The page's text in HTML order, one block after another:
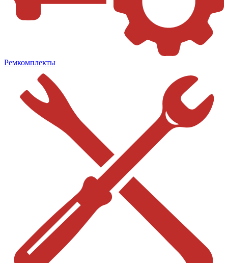
Ремкомплекты